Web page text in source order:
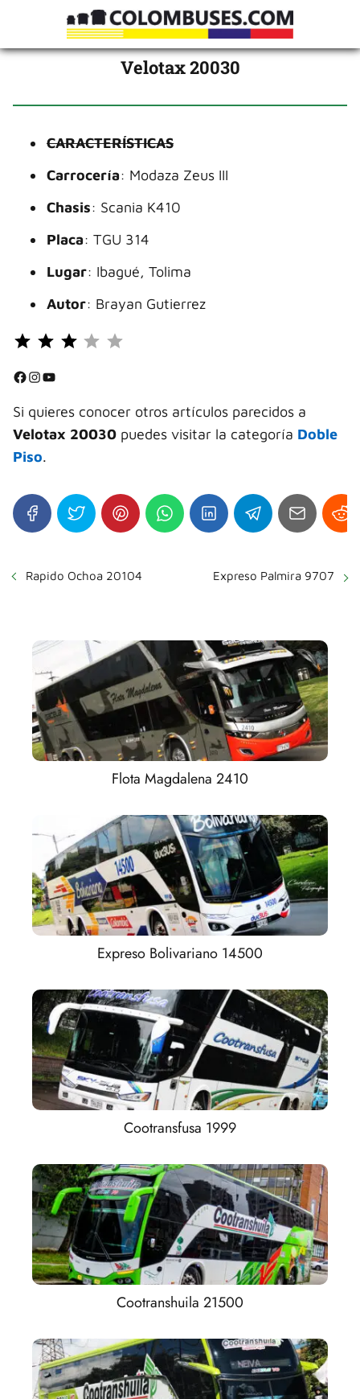
Velotax 20030
CARACTERÍSTICAS
Carrocería: Modaza Zeus III
Chasis: Scania K410
Placa: TGU 314
Lugar: Ibagué, Tolima
Autor: Brayan Gutierrez
⭐
⭐
Facebook InstagramYouTube
Si quieres conocer otros artículos parecidos a
Velotax 20030 puedes visitar la categoría Doble
Piso.
Rapido Ochoa 20104 Expreso Palmira 9707
Flota Magdalena 2410
Expreso Bolivariano 14500
Cootransfusa 1999
Cootranshuila 21500